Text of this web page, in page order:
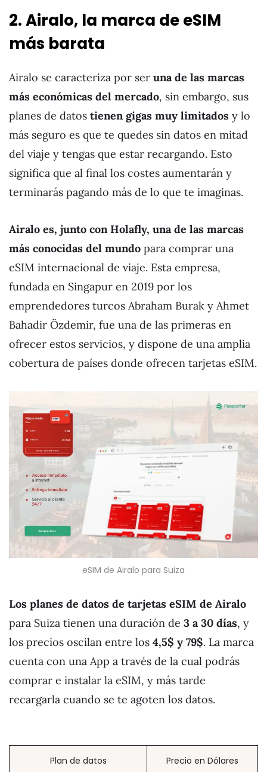
2. Airalo, la marca de eSIM
más barata
Airalo se caracteriza por ser una de las marcas
más económicas del mercado, sin embargo, sus
planes de datos tienen gigas muy limitados y lo
más seguro es que te quedes sin datos en mitad
del viaje y tengas que estar recargando. Esto
significa que al final los costes aumentarán y
terminarás pagando más de lo que te imaginas.
Airalo es, junto con Holafly, una de las marcas
más conocidas del mundo para comprar una
eSIM internacional de viaje. Esta empresa,
fundada en Singapur en 2019 por los
emprendedores turcos Abraham Burak y Ahmet
Bahadir Özdemir, fue una de las primeras en
ofrecer estos servicios, y dispone de una amplia
cobertura de países donde ofrecen tarjetas eSIM.
eSIM de Airalo para Suiza
Los planes de datos de tarjetas eSIM de Airalo
para Suiza tienen una duración de 3 a 30 días, y
los precios oscilan entre los 4,5$ y 79$. La marca
cuenta con una App a través de la cual podrás
comprar e instalar la eSIM, y más tarde
recargarla cuando se te agoten los datos.
Plan de datos Precio en Dólares